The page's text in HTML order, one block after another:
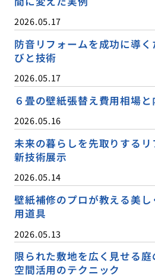
2026.05.17
防音リフォームを成功に導
びと技術
2026.05.17
６畳の壁紙張替え費用相場と
2026.05.16
未来の暮らしを先取りする
新技術展示
2026.05.14
壁紙補修のプロが教える美
用道具
2026.05.13
限られた敷地を広く見せる
空間活用のテクニック